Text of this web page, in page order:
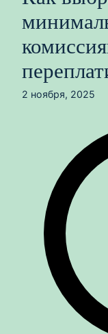
2 ноября, 2025